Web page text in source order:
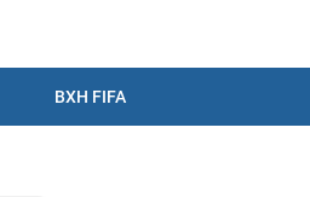
BXH FIFA